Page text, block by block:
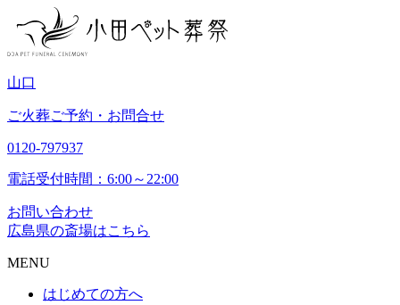
山口
ご火葬ご予約・お問合せ
0120-797937
電話受付時間：6:00～22:00
お問い合わせ
広島県の斎場はこちら
MENU
はじめての方へ